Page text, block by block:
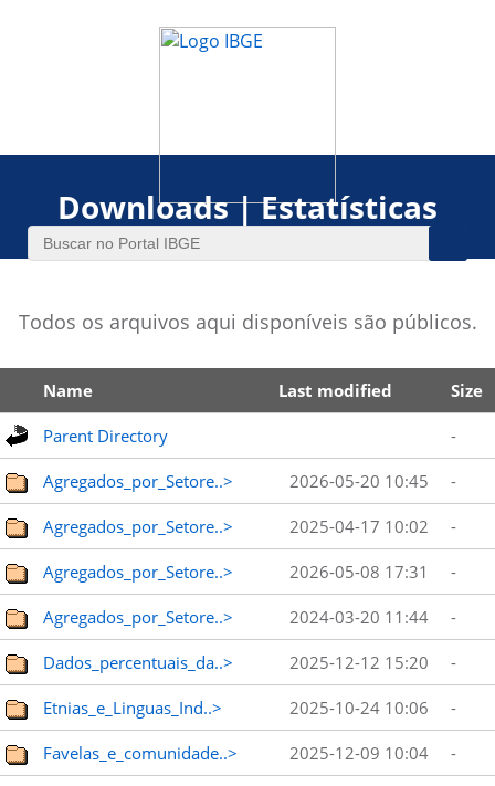
Downloads | Estatísticas
Todos os arquivos aqui disponíveis são públicos.
Name Last modified Size
Parent Directory -
Agregados_por_Setore..> 2026-05-20 10:45 -
Agregados_por_Setore..> 2025-04-17 10:02 -
Agregados_por_Setore..> 2026-05-08 17:31 -
Agregados_por_Setore..> 2024-03-20 11:44 -
Dados_percentuais_da..> 2025-12-12 15:20 -
Etnias_e_Linguas_Ind..> 2025-10-24 10:06 -
Favelas_e_comunidade..> 2025-12-09 10:04 -